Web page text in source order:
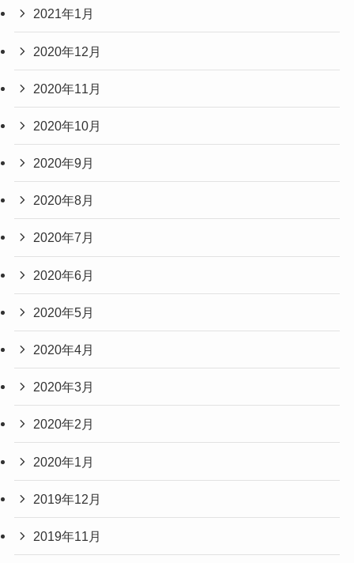
2021年1月
2020年12月
2020年11月
2020年10月
2020年9月
2020年8月
2020年7月
2020年6月
2020年5月
2020年4月
2020年3月
2020年2月
2020年1月
2019年12月
2019年11月